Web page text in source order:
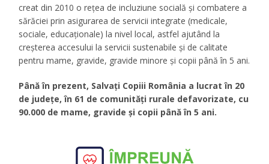
creat din 2010 o rețea de incluziune socială și combatere a
sărăciei prin asigurarea de servicii integrate (medicale,
sociale, educaționale) la nivel local, astfel ajutând la
creșterea accesului la servicii sustenabile și de calitate
pentru mame, gravide, gravide minore și copii până în 5 ani.
Până în prezent, Salvați Copiii România a lucrat în 20
de județe, în 61 de comunități rurale defavorizate, cu
90.000 de mame, gravide și copii până în 5 ani.